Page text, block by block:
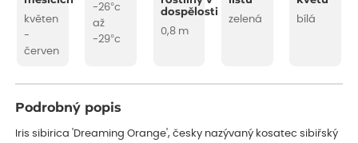
květen
-
červen
-26°c
až
-29°c
dospělosti
0,8 m
zelená
bílá
Podrobný popis
Iris sibirica 'Dreaming Orange', česky nazývaný kosatec sibiřský